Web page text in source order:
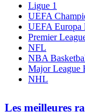
Ligue 1
UEFA
UEFA Europa
Premier
NFL
NBA
Major League
NHL
Les meilleures